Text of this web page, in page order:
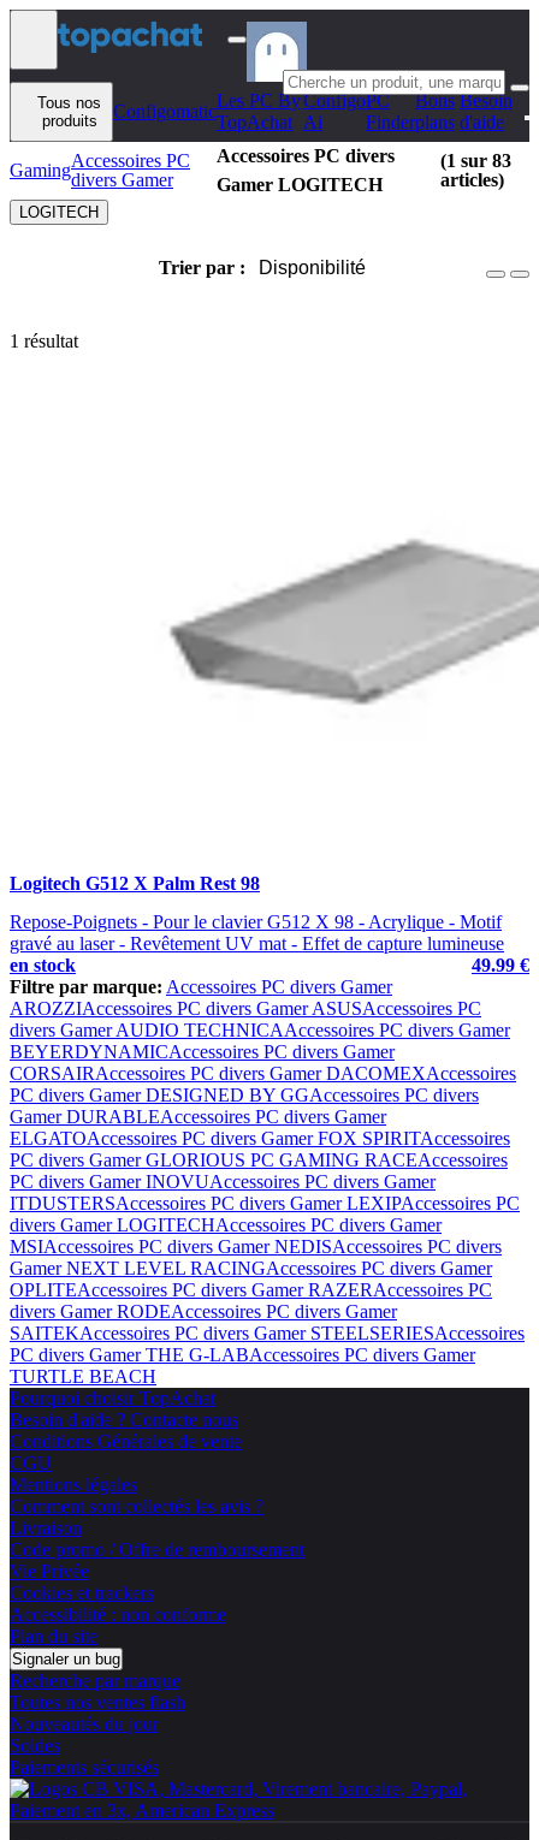
Aller au contenu
Tous nos
produits
Configomatic
Les PC By
TopAchat
Configo
Ai
PC
Finder
Bons
plans
Besoin
d'aide
GamingAccessoires PC
divers Gamer
Accessoires PC divers
Gamer LOGITECH
(1 sur 83
articles)
LOGITECH
Trier par : Disponibilité
1 résultat
Logitech G512 X Palm Rest 98
Repose-Poignets - Pour le clavier G512 X 98 - Acrylique - Motif
gravé au laser - Revêtement UV mat - Effet de capture lumineuse
en stock
49.99 €
Filtre par marque: Accessoires PC divers Gamer
AROZZIAccessoires PC divers Gamer ASUSAccessoires PC
divers Gamer AUDIO TECHNICAAccessoires PC divers Gamer
BEYERDYNAMICAccessoires PC divers Gamer
CORSAIRAccessoires PC divers Gamer DACOMEXAccessoires
PC divers Gamer DESIGNED BY GGAccessoires PC divers
Gamer DURABLEAccessoires PC divers Gamer
ELGATOAccessoires PC divers Gamer FOX SPIRITAccessoires
PC divers Gamer GLORIOUS PC GAMING RACEAccessoires
PC divers Gamer INOVUAccessoires PC divers Gamer
ITDUSTERSAccessoires PC divers Gamer LEXIPAccessoires PC
divers Gamer LOGITECHAccessoires PC divers Gamer
MSIAccessoires PC divers Gamer NEDISAccessoires PC divers
Gamer NEXT LEVEL RACINGAccessoires PC divers Gamer
OPLITEAccessoires PC divers Gamer RAZERAccessoires PC
divers Gamer RODEAccessoires PC divers Gamer
SAITEKAccessoires PC divers Gamer STEELSERIESAccessoires
PC divers Gamer THE G-LABAccessoires PC divers Gamer
TURTLE BEACH
Pourquoi choisir TopAchat
Besoin d'aide ? Contacte nous
Conditions Générales de vente
CGU
Mentions légales
Comment sont collectés les avis ?
Livraison
Code promo / Offre de remboursement
Vie Privée
Cookies et trackers
Accessibilité : non conforme
Plan du site
Signaler un bug
Recherche par marque
Toutes nos ventes flash
Nouveautés du jour
Soldes
Paiements sécurisés